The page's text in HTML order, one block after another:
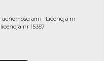
- Licencja nr
nr 15357